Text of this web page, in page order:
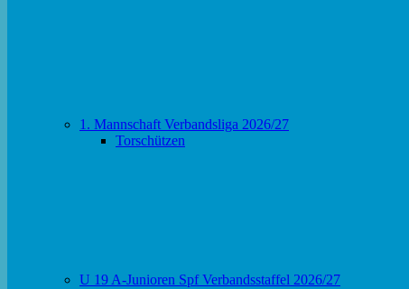
1. Mannschaft Verbandsliga 2026/27
Torschützen
U 19 A-Junioren Spf Verbandsstaffel 2026/27